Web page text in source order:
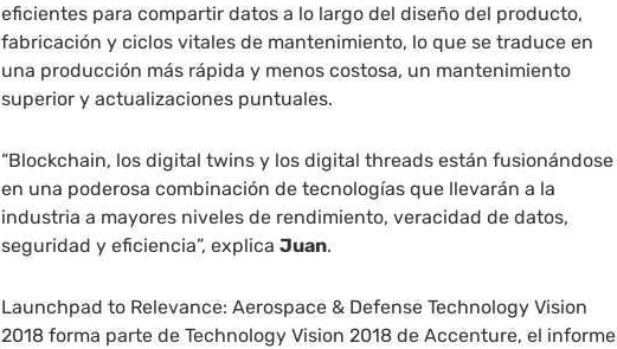
eficientes para compartir datos a lo largo del diseño del producto,
fabricación y ciclos vitales de mantenimiento, lo que se traduce en
una producción más rápida y menos costosa, un mantenimiento
superior y actualizaciones puntuales.
“Blockchain, los digital twins y los digital threads están fusionándose
en una poderosa combinación de tecnologías que llevarán a la
industria a mayores niveles de rendimiento, veracidad de datos,
seguridad y eficiencia”, explicaJuan.
Launchpad to Relevance: Aerospace & Defense Technology Vision
2018 forma parte de Technology Vision 2018 de Accenture, el informe